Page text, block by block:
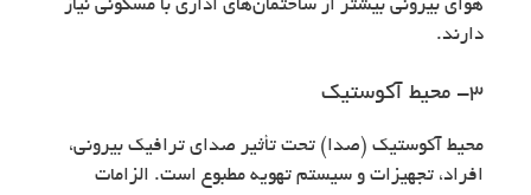
هوای بیرونی بیشتر از ساختمان‌های اداری با مسکونی نیاز
دارند.
۳- محیط آکوستیک
محیط آکوستیک (صدا) تحت تأثیر صدای ترافیک بیرونی،
افراد، تجهیزات و سیستم تهویه مطبوع است. الزامات